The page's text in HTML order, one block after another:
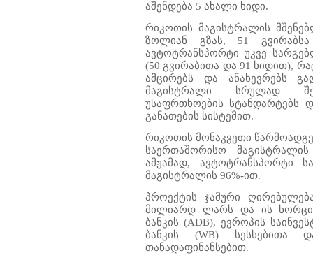
აშენდება 5 ახალი ხიდი.
რიკოთის მაგისტრალის
ზოლიან გზას, 51
ავტოტრანსპორტი უკვე
(50 გვირაბითა და 91 ხიდით),
ამცირებს და ანახევრებს
მაგისტრალი სრულად
უსაფრთხოების სტანდარტებს
განათების სისტემით.
რიკოთის მონაკვეთი
საერთაშორისო
ამჟამად, ავტოტრანსპორტი
მაგისტრალის 96%-ით.
პროექტის ჯამური
მილიარდ ლარს და ის
ბანკის (ADB), ევროპის
ბანკის (WB) სესხებითა
თანადაფინანსებით.